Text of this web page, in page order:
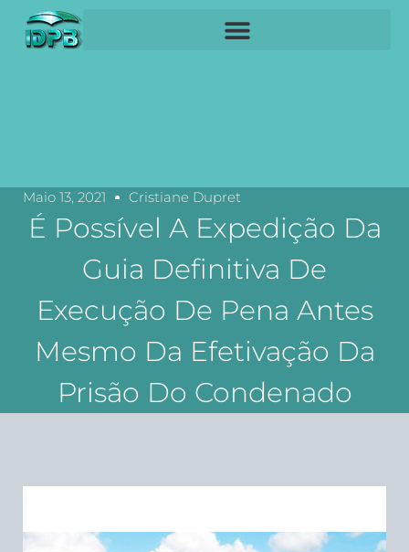
Maio 13, 2021 Cristiane Dupret
É Possível A Expedição Da
Guia Definitiva De
Execução De Pena Antes
Mesmo Da Efetivação Da
Prisão Do Condenado